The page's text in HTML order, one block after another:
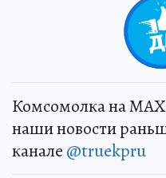
Комсомолка на
наши новости
канале @truekpru